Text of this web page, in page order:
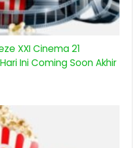
XXI Cinema 21
Ini Coming Soon Akhir